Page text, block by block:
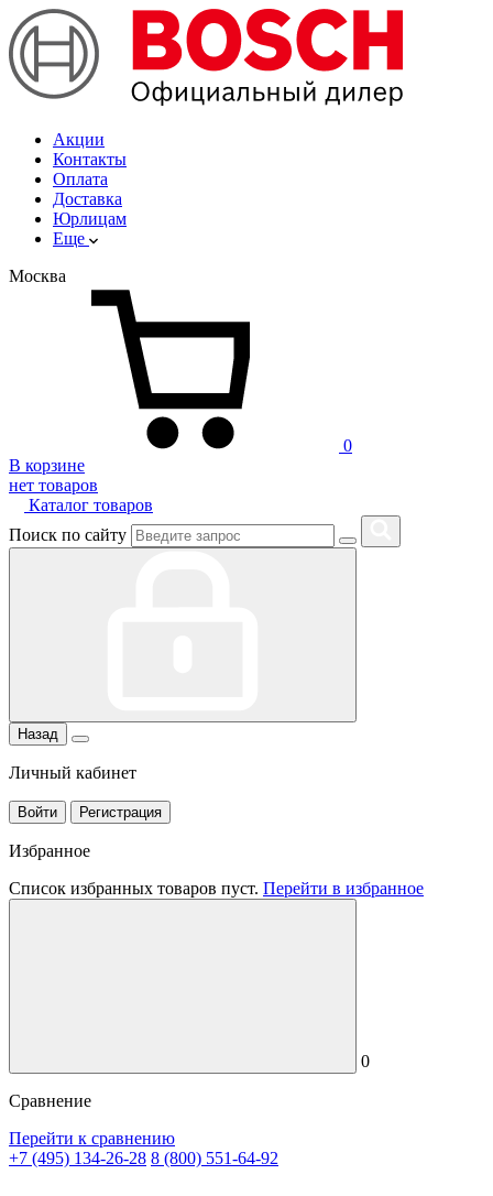
Акции
Контакты
Оплата
Доставка
Юрлицам
Еще
Москва
0
В корзине
нет товаров
Каталог товаров
Поиск по сайту
Назад
Личный кабинет
Войти Регистрация
Избранное
Список избранных товаров пуст. Перейти в избранное
0
Сравнение
Перейти к сравнению
+7 (495) 134-26-28 8 (800) 551-64-92